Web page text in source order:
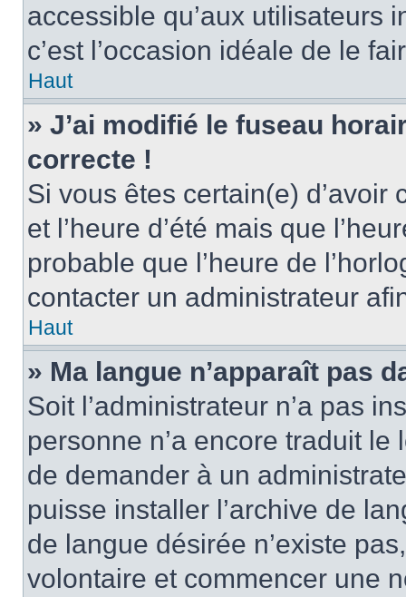
accessible qu’aux utilisateurs
c’est l’occasion idéale de le
Haut
» J’ai modifié le fuseau
correcte !
Si vous êtes certain(e)
et l’heure d’été mais que
probable que l’heure de
contacter un administrateur
Haut
» Ma langue n’apparaît pas
Soit l’administrateur n’a pas
personne n’a encore traduit
de demander à un
puisse installer l’archive de
de langue désirée n’existe
volontaire et commencer une